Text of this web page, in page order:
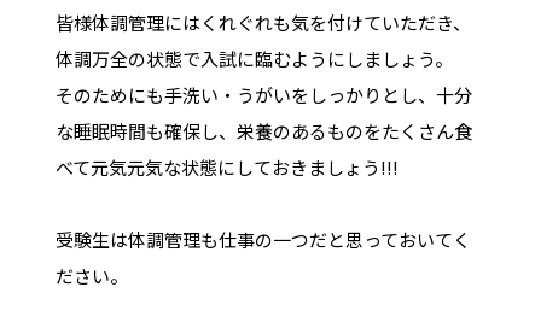
皆様体調管理にはくれぐれも気を付けていただき、
体調万全の状態で入試に臨むようにしましょう。
そのためにも手洗い・うがいをしっかりとし、十分
な睡眠時間も確保し、栄養のあるものをたくさん食
べて元気元気な状態にしておきましょう!!!
受験生は体調管理も仕事の一つだと思っておいてく
ださい。